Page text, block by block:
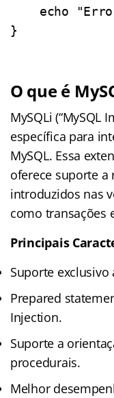
O que é
MySQLi (“MySQL
específica para
MySQL. Essa
oferece suporte a
introduzidos nas
como transações
Principais
Suporte exclusivo
Prepared
Injection.
Suporte a
procedurais.
Melhor